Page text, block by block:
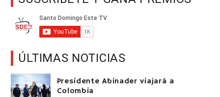
ÚLTIMAS NOTICIAS
Presidente Abinader viajará a
Colombia